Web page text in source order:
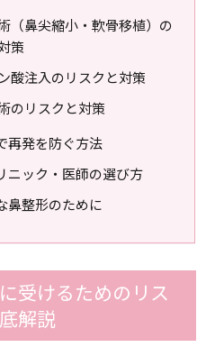
（鼻尖縮小・軟骨移植）の
策
酸注入のリスクと対策
のリスクと対策
再発を防ぐ方法
ニック・医師の選び方
鼻整形のために
受けるためのリス
解説